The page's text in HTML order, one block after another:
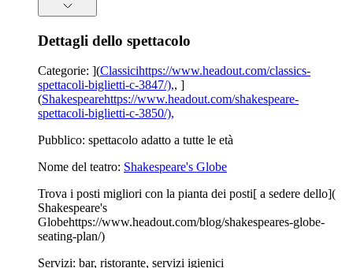
Dettagli dello spettacolo
Categorie: ](Classicihttps://www.headout.com/classics-
spettacoli-biglietti-c-3847/),, ]
(Shakespearehttps://www.headout.com/shakespeare-
spettacoli-biglietti-c-3850/),
Pubblico: spettacolo adatto a tutte le età
Nome del teatro: Shakespeare's Globe
Trova i posti migliori con la pianta dei posti[ a sedere dello](
Shakespeare's
Globehttps://www.headout.com/blog/shakespeares-globe-
seating-plan/)
Servizi: bar, ristorante, servizi igienici